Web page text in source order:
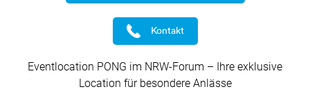
Kontakt
Eventlocation PONG im NRW-Forum – Ihre exklusive
Location für besondere Anlässe